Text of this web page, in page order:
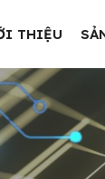
THIỆU